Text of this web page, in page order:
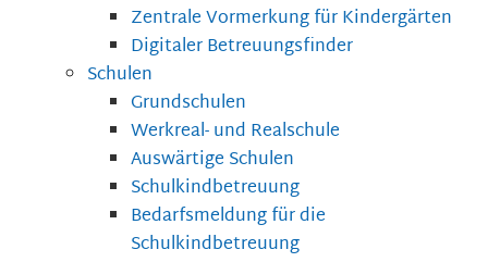
Zentrale Vormerkung für Kindergärten
Digitaler Betreuungsfinder
Schulen
Grundschulen
Werkreal- und Realschule
Auswärtige Schulen
Schulkindbetreuung
Bedarfsmeldung für die
Schulkindbetreuung